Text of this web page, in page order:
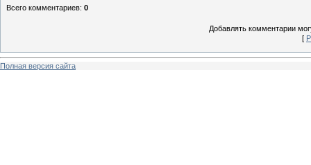
Всего комментариев: 0
Добавлять комментарии
[
Полная версия сайта